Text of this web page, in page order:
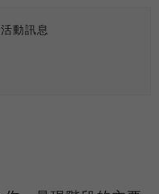
動訊息